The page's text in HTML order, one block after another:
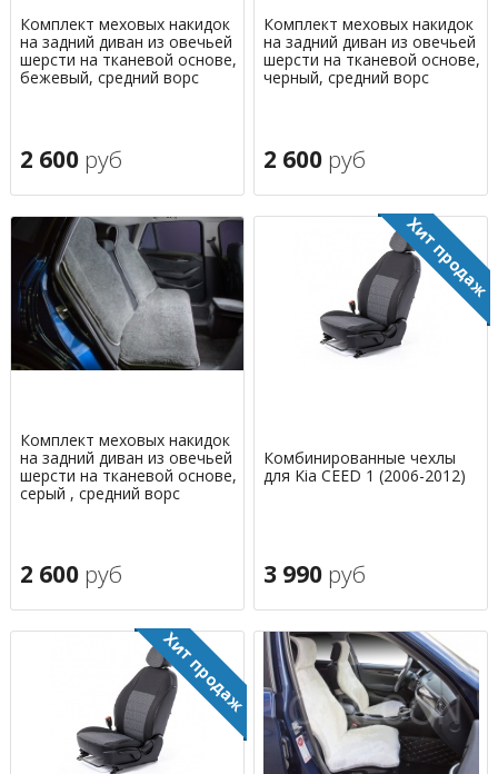
Комплект меховых накидок
на задний диван из овечьей
шерсти на тканевой основе,
бежевый, средний ворс
2 600 руб
Комплект меховых накидок
на задний диван из овечьей
шерсти на тканевой основе,
черный, средний ворс
2 600 руб
Комплект меховых накидок
на задний диван из овечьей
шерсти на тканевой основе,
серый , средний ворс
2 600 руб
Комбинированные чехлы
для Kia CEED 1 (2006-2012)
3 990 руб